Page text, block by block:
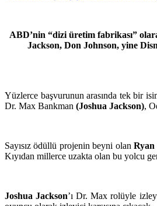
ABD’nin “dizi üretim fabrikası”
Jackson, Don Johnson, yine
Yüzlerce başvurunun arasında tek bir
Dr. Max Bankman (Joshua Jackson),
Sayısız ödüllü projenin beyni olan
Kıyıdan millerce uzakta olan bu yolcu
Joshua Jackson’ı Dr. Max rolüyle